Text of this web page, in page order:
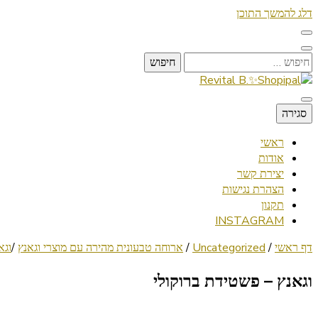
דלג להמשך התוכן
חיפוש:
Revital B.✨Shopipal
Lifestyle ✦ Beauty ✦ Vegan ✦ Travel
סגירה
ראשי
אודות
יצירת קשר
הצהרת נגישות
תקנון
INSTAGRAM
דף ראשי/
Uncategorized
/ ארוחה טבעונית מהירה עם מוצרי וגאנץ /
וגאנץ – פשטידת ברוקולי